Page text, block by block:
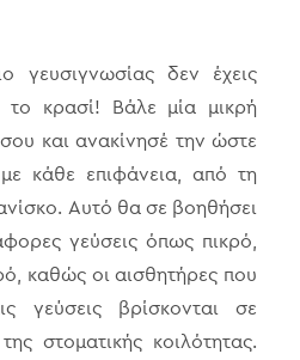
γευσιγνωσίας δεν έχεις
το κρασί! Βάλε μία μικρή
και ανακίνησέ την ώστε
κάθε επιφάνεια, από τη
Αυτό θα σε βοηθήσει
γεύσεις όπως πικρό,
καθώς οι αισθητήρες που
γεύσεις βρίσκονται σε
στοματικής κοιλότητας.